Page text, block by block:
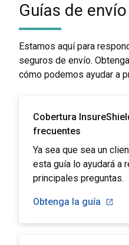
Guías de envío
Estamos aquí para
seguros de envío.
cómo podemos ayudar a
Cobertura
frecuentes
Ya sea que sea un
esta guía lo ayudará a
principales preguntas.
Obtenga la guía